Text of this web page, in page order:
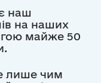
наш
на наших
майже 50
лише чим